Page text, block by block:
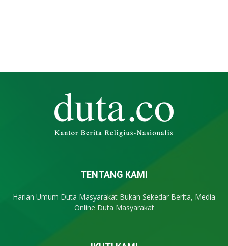
TENTANG KAMI
Harian Umum Duta Masyarakat Bukan Sekedar Berita, Media
Online Duta Masyarakat